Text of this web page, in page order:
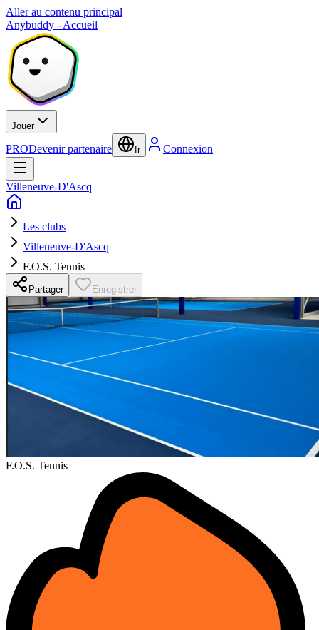
Aller au contenu principal
Anybuddy - Accueil
Jouer
PRODevenir partenaire fr Connexion
Villeneuve-D'Ascq
Les clubs
Villeneuve-D'Ascq
F.O.S. Tennis
Partager Enregistrer
F.O.S. Tennis